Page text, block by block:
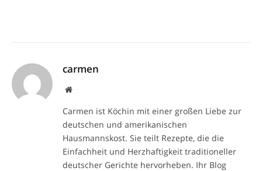
carmen
Website
Carmen ist Köchin mit einer großen Liebe zur
deutschen und amerikanischen
Hausmannskost. Sie teilt Rezepte, die die
Einfachheit und Herzhaftigkeit traditioneller
deutscher Gerichte hervorheben. Ihr Blog